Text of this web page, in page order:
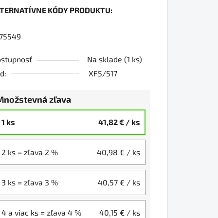
KÓDY PRODUKTU:
Na sklade (1 ks)
XF5/517
zľava
1 ks 41,82 € / ks
2 ks = zľava 2 % 40,98 € / ks
3 ks = zľava 3 % 40,57 € / ks
4 a viac ks = zľava 4 % 40,15 € / ks